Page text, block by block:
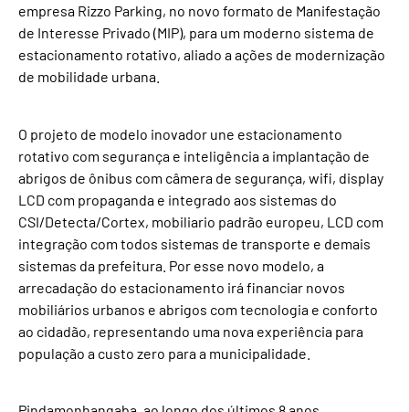
empresa Rizzo Parking, no novo formato de Manifestação
de Interesse Privado (MIP), para um moderno sistema de
estacionamento rotativo, aliado a ações de modernização
de mobilidade urbana.
O projeto de modelo inovador une estacionamento
rotativo com segurança e inteligência a implantação de
abrigos de ônibus com câmera de segurança, wifi, display
LCD com propaganda e integrado aos sistemas do
CSI/Detecta/Cortex, mobiliario padrão europeu, LCD com
integração com todos sistemas de transporte e demais
sistemas da prefeitura. Por esse novo modelo, a
arrecadação do estacionamento irá financiar novos
mobiliários urbanos e abrigos com tecnologia e conforto
ao cidadão, representando uma nova experiência para
população a custo zero para a municipalidade.